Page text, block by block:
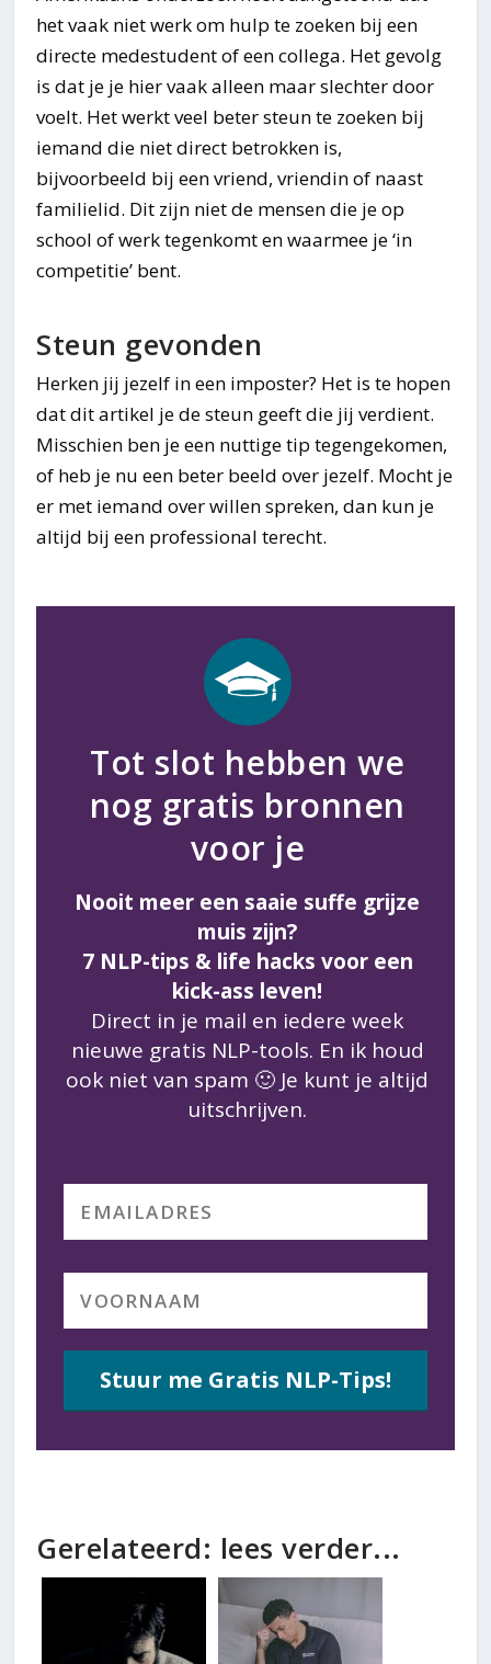
het vaak niet werk om hulp te zoeken bij een
directe medestudent of een collega. Het gevolg
is dat je je hier vaak alleen maar slechter door
voelt. Het werkt veel beter steun te zoeken bij
iemand die niet direct betrokken is,
bijvoorbeeld bij een vriend, vriendin of naast
familielid. Dit zijn niet de mensen die je op
school of werk tegenkomt en waarmee je ‘in
competitie’ bent.
Steun gevonden
Herken jij jezelf in een imposter? Het is te hopen
dat dit artikel je de steun geeft die jij verdient.
Misschien ben je een nuttige tip tegengekomen,
of heb je nu een beter beeld over jezelf. Mocht je
er met iemand over willen spreken, dan kun je
altijd bij een professional terecht.
Gerelateerd: lees verder...
Tot slot hebben we
nog gratis bronnen
voor je
Nooit meer een saaie suffe grijze
muis zijn?
7 NLP-tips & life hacks voor een
kick-ass leven!
Direct in je mail en iedere week
nieuwe gratis NLP-tools. En ik houd
ook niet van spam 🙂 Je kunt je altijd
uitschrijven.
Stuur me Gratis NLP-Tips!